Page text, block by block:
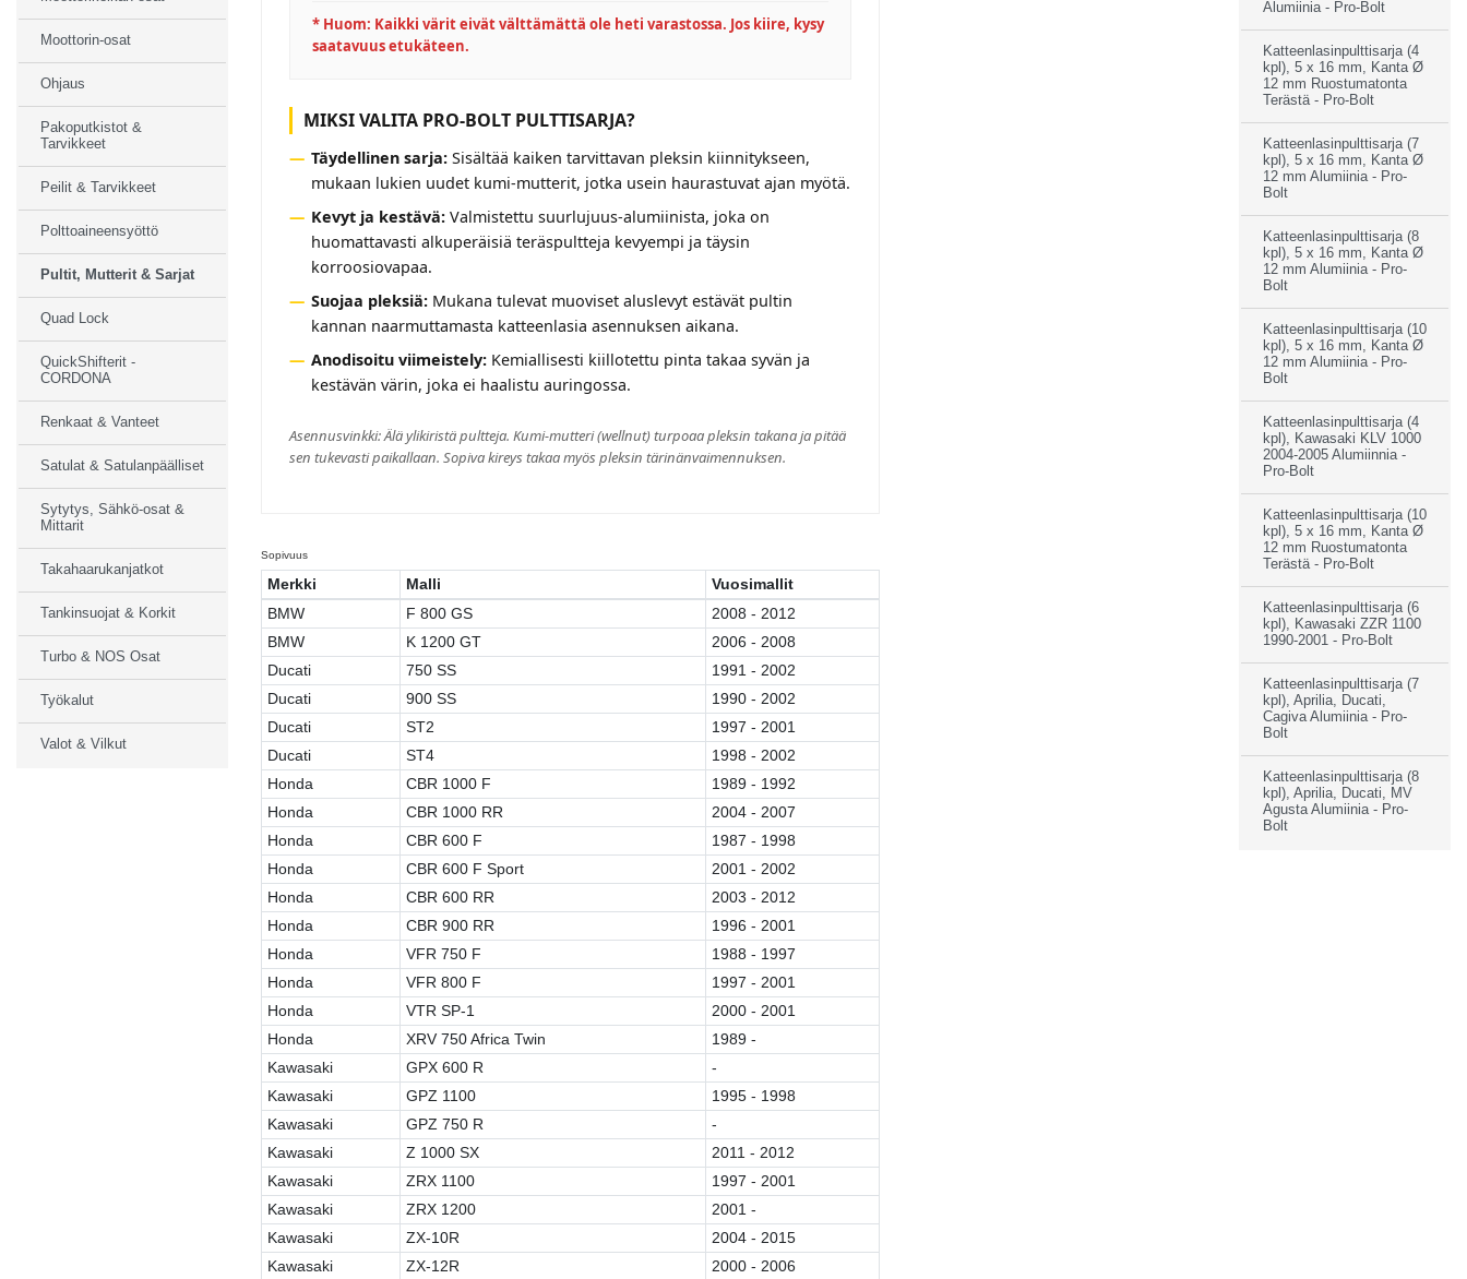
* Huom: Kaikki värit eivät välttämättä ole heti varastossa. Jos kiire, kysy
saatavuus etukäteen.
MIKSI VALITA PRO-BOLT PULTTISARJA?
Täydellinen sarja: Sisältää kaiken tarvittavan pleksin kiinnitykseen,
mukaan lukien uudet kumi-mutterit, jotka usein haurastuvat ajan myötä.
Kevyt ja kestävä: Valmistettu suurlujuus-alumiinista, joka on
huomattavasti alkuperäisiä teräspultteja kevyempi ja täysin
korroosiovapaa.
Suojaa pleksiä: Mukana tulevat muoviset aluslevyt estävät pultin
kannan naarmuttamasta katteenlasia asennuksen aikana.
Anodisoitu viimeistely: Kemiallisesti kiillotettu pinta takaa syvän ja
kestävän värin, joka ei haalistu auringossa.
Asennusvinkki: Älä ylikiristä pultteja. Kumi-mutteri (wellnut) turpoaa pleksin takana ja pitää
sen tukevasti paikallaan. Sopiva kireys takaa myös pleksin tärinänvaimennuksen.
Sopivuus
Merkki Malli
Vuosimallit
BMW
F 800 GS
2008 - 2012
BMW
K 1200 GT
2006 - 2008
Ducati
750 SS
1991 - 2002
Ducati
900 SS
1990 - 2002
Ducati
ST2
1997 - 2001
Ducati
ST4
1998 - 2002
Honda
CBR 1000 F
1989 - 1992
Honda
CBR 1000 RR
2004 - 2007
Honda
CBR 600 F
1987 - 1998
Honda
CBR 600 F Sport
2001 - 2002
Honda
CBR 600 RR
2003 - 2012
Honda
CBR 900 RR
1996 - 2001
Honda
VFR 750 F
1988 - 1997
Honda
VFR 800 F
1997 - 2001
Honda
VTR SP-1
2000 - 2001
Honda
XRV 750 Africa Twin
1989 -
Kawasaki
GPX 600 R
-
Kawasaki
GPZ 1100
1995 - 1998
Kawasaki
GPZ 750 R
-
Kawasaki
Z 1000 SX
2011 - 2012
Kawasaki
ZRX 1100
1997 - 2001
Kawasaki
ZRX 1200
2001 -
Kawasaki
ZX-10R
2004 - 2015
Kawasaki
ZX-12R
2000 - 2006
Moottorin-osat
Ohjaus
Pakoputkistot &
Tarvikkeet
Peilit & Tarvikkeet
Polttoaineensyöttö
Pultit, Mutterit & Sarjat
Quad Lock
QuickShifterit -
CORDONA
Renkaat & Vanteet
Satulat & Satulanpäälliset
Sytytys, Sähkö-osat &
Mittarit
Takahaarukanjatkot
Tankinsuojat & Korkit
Turbo & NOS Osat
Työkalut
Valot & Vilkut
Alumiinia - Pro-Bolt
Katteenlasinpulttisarja (4
kpl), 5 x 16 mm, Kanta Ø
12 mm Ruostumatonta
Terästä - Pro-Bolt
Katteenlasinpulttisarja (7
kpl), 5 x 16 mm, Kanta Ø
12 mm Alumiinia - Pro-
Bolt
Katteenlasinpulttisarja (8
kpl), 5 x 16 mm, Kanta Ø
12 mm Alumiinia - Pro-
Bolt
Katteenlasinpulttisarja (10
kpl), 5 x 16 mm, Kanta Ø
12 mm Alumiinia - Pro-
Bolt
Katteenlasinpulttisarja (4
kpl), Kawasaki KLV 1000
2004-2005 Alumiinnia -
Pro-Bolt
Katteenlasinpulttisarja (10
kpl), 5 x 16 mm, Kanta Ø
12 mm Ruostumatonta
Terästä - Pro-Bolt
Katteenlasinpulttisarja (6
kpl), Kawasaki ZZR 1100
1990-2001 - Pro-Bolt
Katteenlasinpulttisarja (7
kpl), Aprilia, Ducati,
Cagiva Alumiinia - Pro-
Bolt
Katteenlasinpulttisarja (8
kpl), Aprilia, Ducati, MV
Agusta Alumiinia - Pro-
Bolt